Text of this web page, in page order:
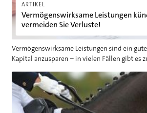
ARTIKEL
Vermögenswirksame Leistungen
vermeiden Sie Verluste!
Vermögenswirksame Leistungen sind ein
Kapital anzusparen – in vielen Fällen gibt es
In Pferde investieren: Vollblüter für die